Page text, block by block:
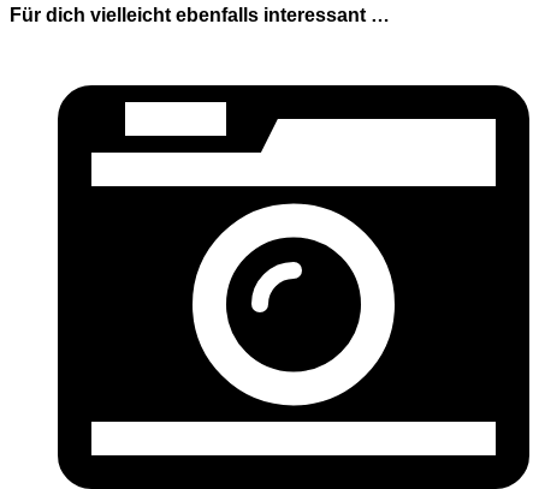
Für dich vielleicht ebenfalls interessant …